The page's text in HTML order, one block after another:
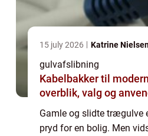
15 july 2026 Katrine
gulvafslibning
Kabelbakker til
overblik, valg og
Gamle og slidte trægulve
pryd for en bolig. Men